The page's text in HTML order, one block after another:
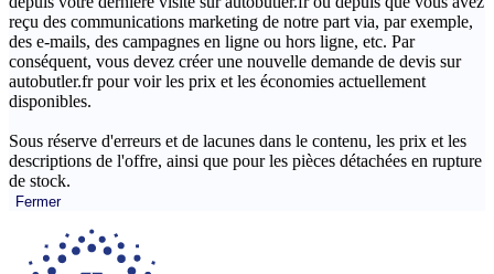
reçu des communications marketing de notre part via, par exemple,
des e-mails, des campagnes en ligne ou hors ligne, etc. Par
conséquent, vous devez créer une nouvelle demande de devis sur
autobutler.fr pour voir les prix et les économies actuellement
disponibles.
Sous réserve d'erreurs et de lacunes dans le contenu, les prix et les
descriptions de l'offre, ainsi que pour les pièces détachées en rupture
de stock.
Fermer